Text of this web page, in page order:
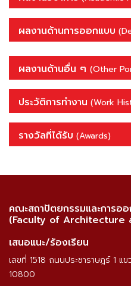
ผลงานด้านการออกแบบ
ผลงานด้านอื่น ๆ (Other
ประวัติการทำงาน (Work
รางวัลที่ได้รับ (Awards)
คณะสถาปัตยกรรมและการอ
(Faculty of Architecture
เสนอแนะ/ร้องเรียน
เลขที่ 1518 ถนนประชาราษฎร์ 1
10800